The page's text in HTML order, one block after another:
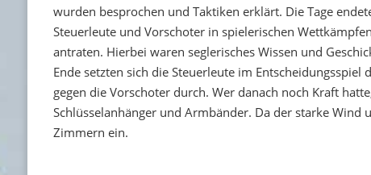
wurden besprochen und Taktiken erklärt. Die Tage
Steuerleute und Vorschoter in spielerischen
antraten. Hierbei waren seglerisches Wissen und
Ende setzten sich die Steuerleute im Entscheidungsspiel
gegen die Vorschoter durch. Wer danach noch Kraft
Schlüsselanhänger und Armbänder. Da der starke
Zimmern ein.